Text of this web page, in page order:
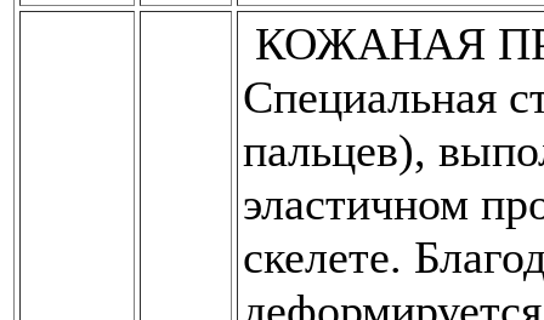
КОЖАНАЯ
Специальная
пальцев),
эластичном
скелете.